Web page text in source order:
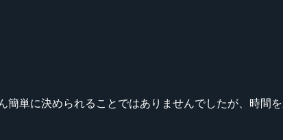
単に決められることではありませんでしたが、時間を